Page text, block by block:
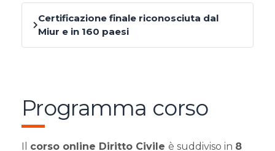
Certificazione finale riconosciuta dal
Miur e in 160 paesi
Programma corso
corso online Diritto Civile è suddiviso in 8